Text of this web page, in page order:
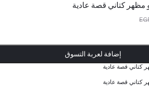
مظهر كتاني قصة عادية
إضافة لعربة التسوق
كتاني قصة عادية
كتاني قصة عادية